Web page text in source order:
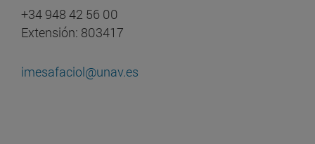
+34 948 42 56 00
Extensión: 803417
imesafaciol@unav.es